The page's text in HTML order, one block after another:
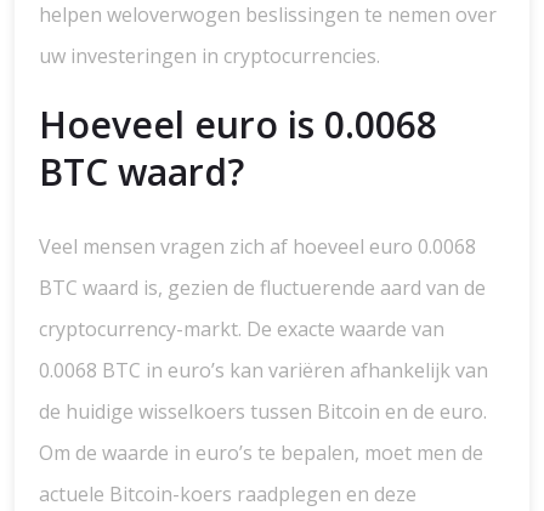
helpen weloverwogen beslissingen te nemen over
uw investeringen in cryptocurrencies.
Hoeveel euro is 0.0068
BTC waard?
Veel mensen vragen zich af hoeveel euro 0.0068
BTC waard is, gezien de fluctuerende aard van de
cryptocurrency-markt. De exacte waarde van
0.0068 BTC in euro’s kan variëren afhankelijk van
de huidige wisselkoers tussen Bitcoin en de euro.
Om de waarde in euro’s te bepalen, moet men de
actuele Bitcoin-koers raadplegen en deze